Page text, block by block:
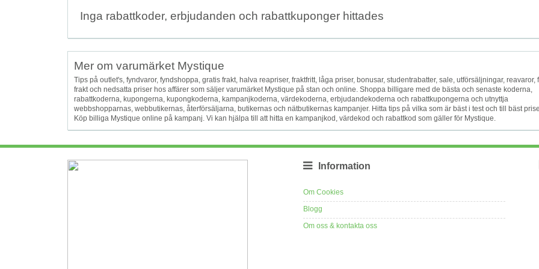
Inga rabattkoder, erbjudanden och rabattkuponger hittades
Mer om varumärket Mystique
Tips på outlet's, fyndvaror, fyndshoppa, gratis frakt, halva reapriser, fraktfritt, låga priser, bonusar, studentrabatter, sale, utförsäljningar, reavaror,
frakt och nedsatta priser hos affärer som säljer varumärket Mystique på stan och online. Shoppa billigare med de bästa och senaste koderna,
rabattkoderna, kupongerna, kupongkoderna, kampanjkoderna, värdekoderna, erbjudandekoderna och rabattkupongerna och utnyttja
webbshopparnas, webbutikernas, återförsäljarna, butikernas och nätbutikernas kampanjer. Hitta tips på vilka som är bäst i test och till bäst
Köp billiga Mystique online på kampanj. Vi kan hjälpa till att hitta en kampanjkod, värdekod och rabattkod som gäller för Mystique.
Information
Om Cookies
Blogg
Om oss & kontakta oss